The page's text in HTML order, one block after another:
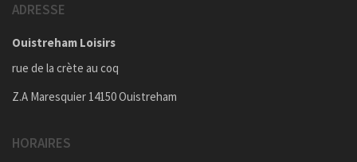
ADRESSE
Ouistreham Loisirs
rue de la crète au coq
Z.A Maresquier 14150 Ouistreham
HORAIRES